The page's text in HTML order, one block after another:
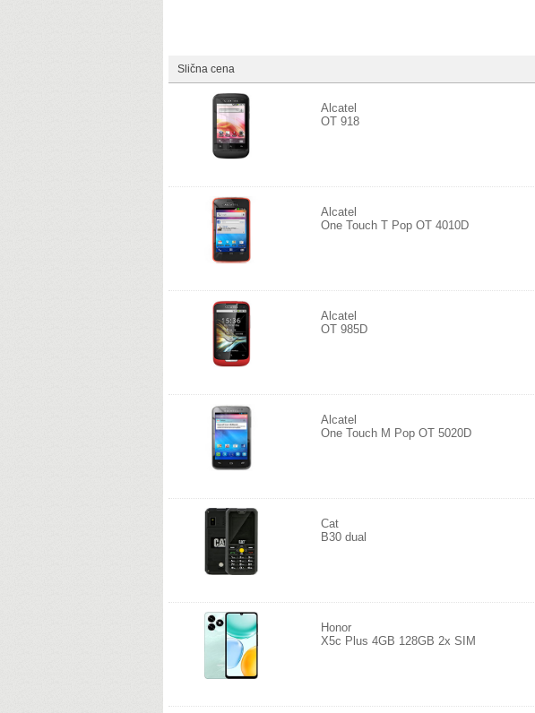
Slična cena
Alcatel
OT 918
Alcatel
One Touch T Pop OT 4010D
Alcatel
OT 985D
Alcatel
One Touch M Pop OT 5020D
Cat
B30 dual
Honor
X5c Plus 4GB 128GB 2x SIM